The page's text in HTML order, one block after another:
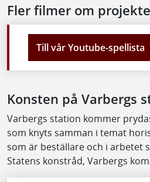
Fler filmer om
Till vår Youtube-spellista
Konsten på Varbergs
Varbergs station kommer
som knyts samman i temat
som är beställare och i arbetet
Statens konstråd, Varbergs